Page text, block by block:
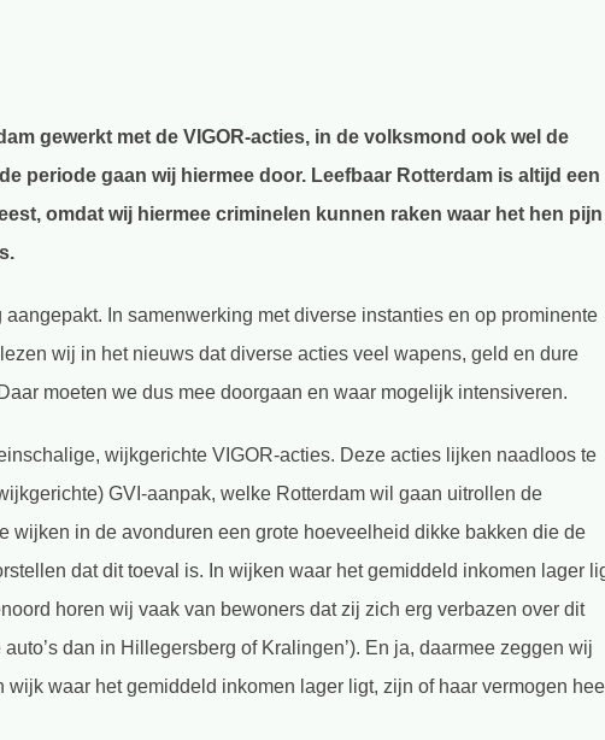
gewerkt met de VIGOR-acties, in de volksmond ook wel de
periode gaan wij hiermee door. Leefbaar Rotterdam is altijd een
omdat wij hiermee criminelen kunnen raken waar het hen pijn
In samenwerking met diverse instanties en op prominente
wij in het nieuws dat diverse acties veel wapens, geld en dure
moeten we dus mee doorgaan en waar mogelijk intensiveren.
wijkgerichte VIGOR-acties. Deze acties lijken naadloos te
GVI-aanpak, welke Rotterdam wil gaan uitrollen de
wijken in de avonduren een grote hoeveelheid dikke bakken die de
dat dit toeval is. In wijken waar het gemiddeld inkomen lager
horen wij vaak van bewoners dat zij zich erg verbazen over dit
dan in Hillegersberg of Kralingen’). En ja, daarmee zeggen wij
waar het gemiddeld inkomen lager ligt, zijn of haar vermogen